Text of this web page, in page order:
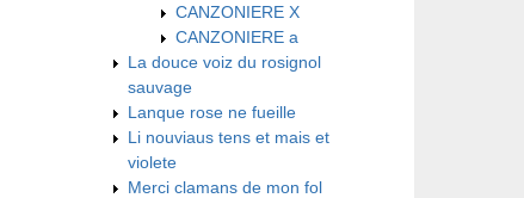
CANZONIERE X
CANZONIERE a
La douce voiz du rosignol
sauvage
Lanque rose ne fueille
Li nouviaus tens et mais et
violete
Merci clamans de mon fol